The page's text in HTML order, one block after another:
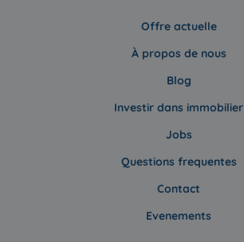
Offre actuelle
À propos de nous
Blog
Investir dans immobilier
Jobs
Questions frequentes
Contact
Evenements